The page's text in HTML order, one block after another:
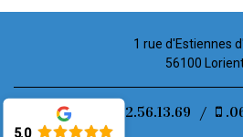
1 rue d'Estiennes
56100
02.52.56.13.69 /
5.0